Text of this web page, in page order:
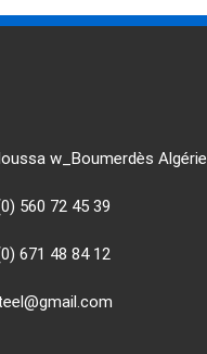
w_Boumerdès Algérie
560 72 45 39
671 48 84 12